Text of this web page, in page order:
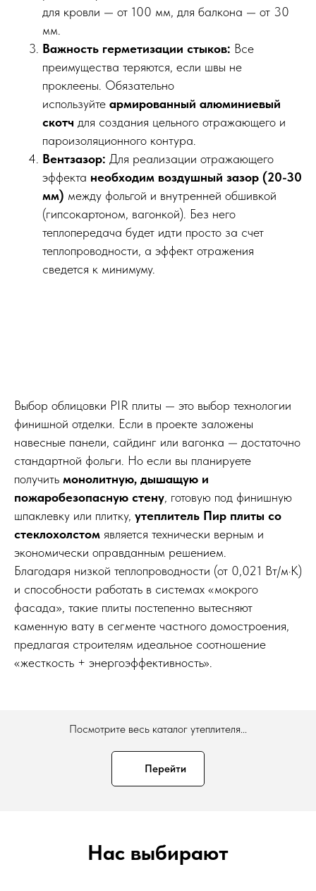
для кровли — от 100 мм, для балкона — от 30
мм.
Важность герметизации стыков: Все
преимущества теряются, если швы не
проклеены. Обязательно
используйте армированный алюминиевый
скотч для создания цельного отражающего и
пароизоляционного контура.
Вентзазор: Для реализации отражающего
эффекта необходим воздушный зазор (20-30
мм) между фольгой и внутренней обшивкой
(гипсокартоном, вагонкой). Без него
теплопередача будет идти просто за счет
теплопроводности, а эффект отражения
сведется к минимуму.
Выбор облицовки PIR плиты — это выбор технологии
финишной отделки. Если в проекте заложены
навесные панели, сайдинг или вагонка — достаточно
стандартной фольги. Но если вы планируете
получить монолитную, дышащую и
пожаробезопасную стену, готовую под финишную
шпаклевку или плитку, утеплитель Пир плиты со
стеклохолстом является технически верным и
экономически оправданным решением.
Благодаря низкой теплопроводности (от 0,021 Вт/м·К)
и способности работать в системах «мокрого
фасада», такие плиты постепенно вытесняют
каменную вату в сегменте частного домостроения,
предлагая строителям идеальное соотношение
«жесткость + энергоэффективность».
Посмотрите весь каталог утеплителя...
Перейти
Нас выбирают